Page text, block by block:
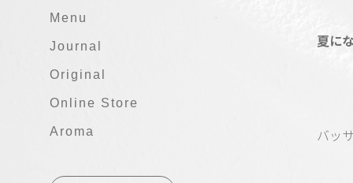
Menu
Journal
Original
Online Store
Aroma
夏に
バッ